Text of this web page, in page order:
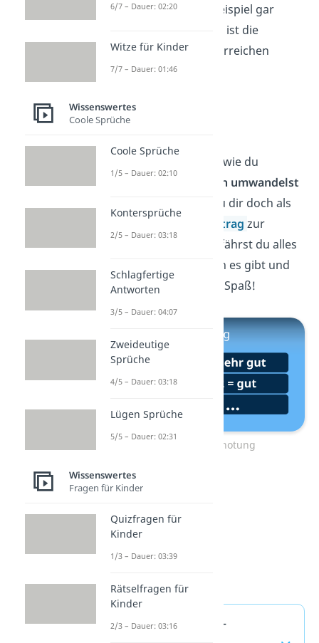
gibt es an Unis zum Beispiel gar
keine 15 Punkte. Dann ist die
höchste Note, die du erreichen
kannst, die 1,0.
Benotung
Klasse! Jetzt weißt du, wie du
Notenpunkte in Noten umwandelst
und umgekehrt. Schau dir doch als
Nächstes unseren
Beitragzur
Benotung
an! Dort erfährst du alles
darüber, welche Noten es gibt und
was sie bedeuten. Viel Spaß!
Zum Video: Benotung
Punkte in Noten —
6/7 – Dauer: 02:20
Witze für Kinder
7/7 – Dauer: 01:46
Wissenswertes
Coole Sprüche
Coole Sprüche
1/5 – Dauer: 02:10
Kontersprüche
2/5 – Dauer: 03:18
Schlagfertige
Antworten
3/5 – Dauer: 04:07
Zweideutige
Sprüche
4/5 – Dauer: 03:18
Lügen Sprüche
5/5 – Dauer: 02:31
Wissenswertes
Fragen für Kinder
Quizfragen für
Kinder
1/3 – Dauer: 03:39
Rätselfragen für
Kinder
2/3 – Dauer: 03:16